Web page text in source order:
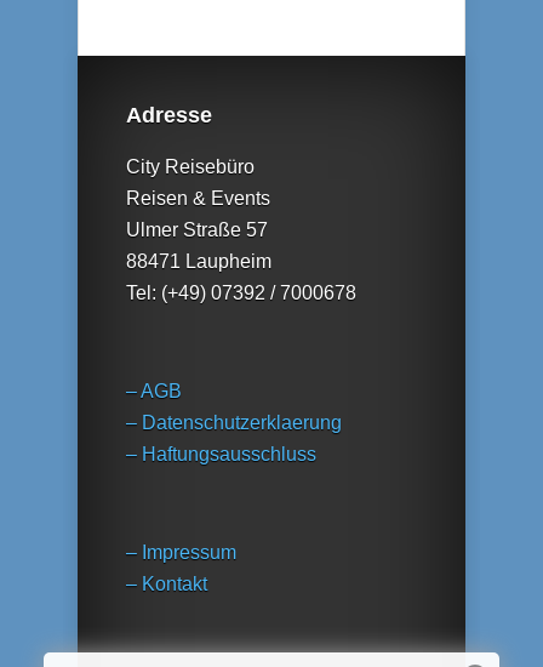
Adresse
City Reisebüro
Reisen & Events
Ulmer Straße 57
88471 Laupheim
Tel: (+49) 07392 / 7000678
– AGB
– Datenschutzerklaerung
– Haftungsausschluss
– Impressum
– Kontakt